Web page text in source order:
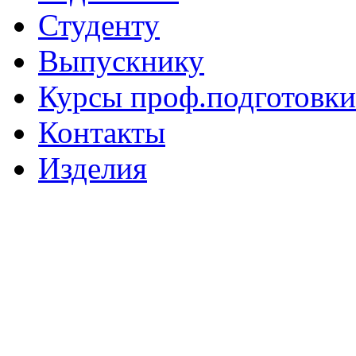
Студенту
Выпускнику
Курсы проф.подготовки
Контакты
Изделия